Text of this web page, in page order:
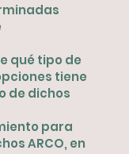
qué tipo de
tiene
de dichos
para
ARCO, en